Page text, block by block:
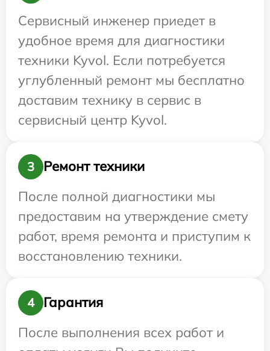
Сервисный инженер приедет в
удобное время для диагностики
техники Kyvol. Если потребуется
углубленный ремонт мы бесплатно
доставим технику в сервис в
сервисный центр Kyvol.
3
Ремонт техники
После полной диагностики мы
предоставим на утверждение смету
работ, время ремонта и приступим к
восстановлению техники.
4
Гарантия
После выполнения всех работ и